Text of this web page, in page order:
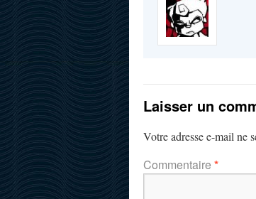
Laisser un
Votre adresse e-mail ne
Commentaire *